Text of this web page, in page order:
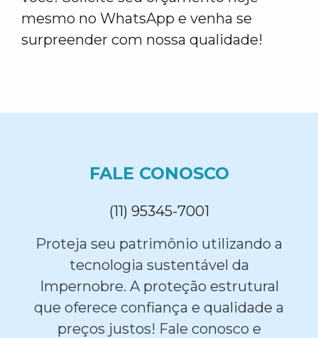
mesmo no WhatsApp e venha se
surpreender com nossa qualidade!
FALE CONOSCO
(11) 95345-7001
Proteja seu patrimônio utilizando a
tecnologia sustentável da
Impernobre. A proteção estrutural
que oferece confiança e qualidade a
preços justos! Fale conosco e